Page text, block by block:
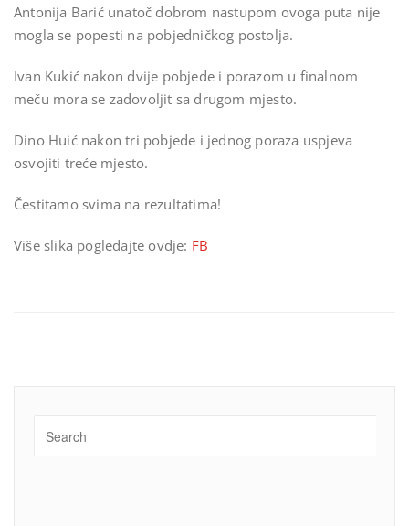
Antonija Barić unatoč dobrom nastupom ovoga puta nije
mogla se popesti na pobjedničkog postolja.
Ivan Kukić nakon dvije pobjede i porazom u finalnom
meču mora se zadovoljit sa drugom mjesto.
Dino Huić nakon tri pobjede i jednog poraza uspjeva
osvojiti treće mjesto.
Čestitamo svima na rezultatima!
Više slika pogledajte ovdje: FB